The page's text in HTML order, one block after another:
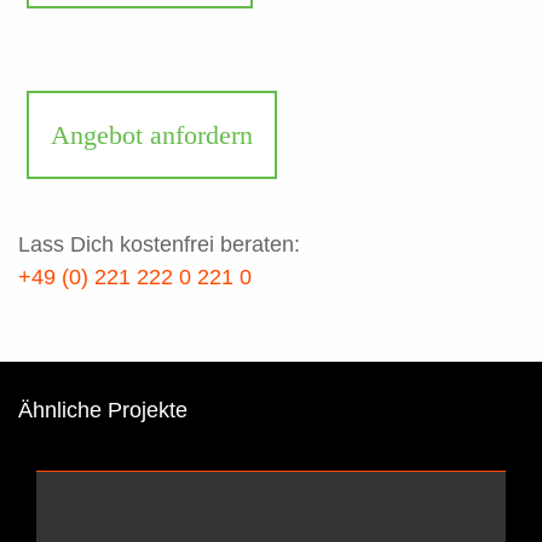
Angebot anfordern
Lass Dich kostenfrei beraten:
+49 (0) 221 222 0 221 0
Ähnliche Projekte